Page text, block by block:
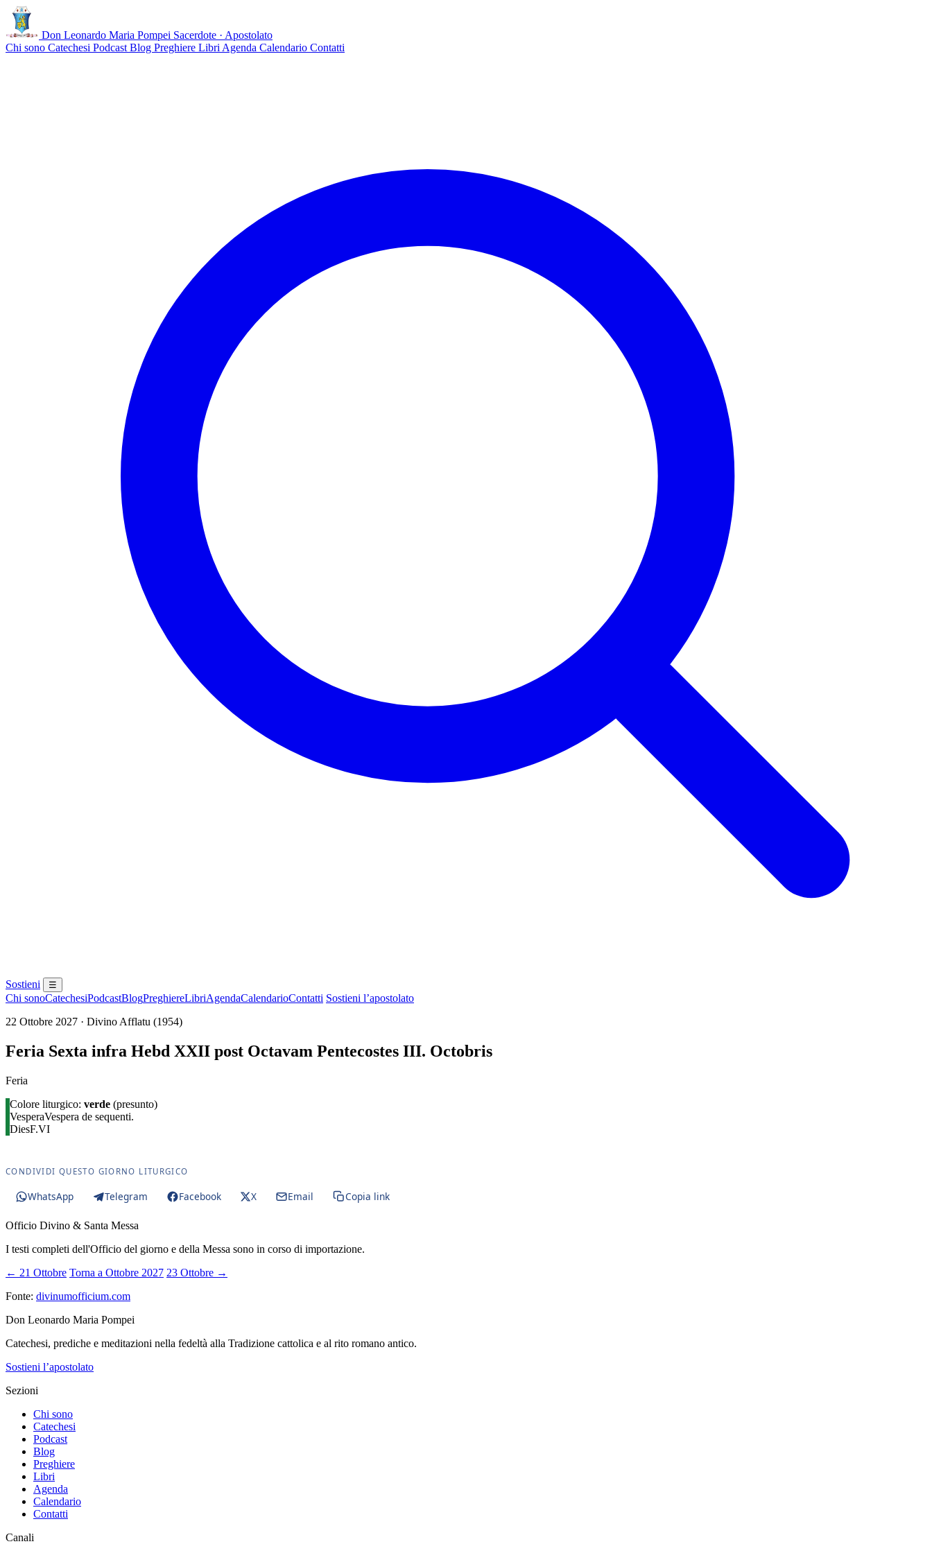
Don Leonardo Maria Pompei Sacerdote · Apostolato
Chi sono Catechesi Podcast Blog Preghiere Libri Agenda Calendario Contatti
Sostieni ☰
Chi sonoCatechesiPodcastBlogPreghiereLibriAgendaCalendarioContatti Sostieni l’apostolato
22 Ottobre 2027 · Divino Afflatu (1954)
Feria Sexta infra Hebd XXII post Octavam Pentecostes III. Octobris
Feria
Colore liturgico: verde (presunto)
VesperaVespera de sequenti.
DiesF.VI
CONDIVIDI QUESTO GIORNO LITURGICO
WhatsApp Telegram Facebook X Email Copia link
Officio Divino & Santa Messa
I testi completi dell'Officio del giorno e della Messa sono in corso di importazione.
← 21 Ottobre Torna a Ottobre 2027 23 Ottobre →
Fonte: divinumofficium.com
Don Leonardo Maria Pompei
Catechesi, prediche e meditazioni nella fedeltà alla Tradizione cattolica e al rito romano antico.
Sostieni l’apostolato
Sezioni
Chi sono
Catechesi
Podcast
Blog
Preghiere
Libri
Agenda
Calendario
Contatti
Canali